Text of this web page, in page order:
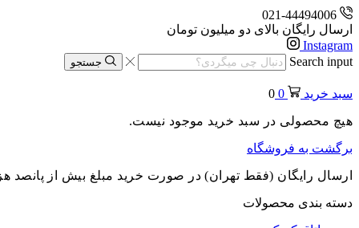
021-44494006
ارسال رایگان بالای دو میلیون تومان
Instagram
Search input
جستجو
سبد خرید 0
0
هیچ محصولی در سبد خرید موجود نیست.
برگشت به فروشگاه
ارسال رایگان (فقط تهران) در صورت خرید مبلغ بیش از پانصد
دسته بندی محصولات